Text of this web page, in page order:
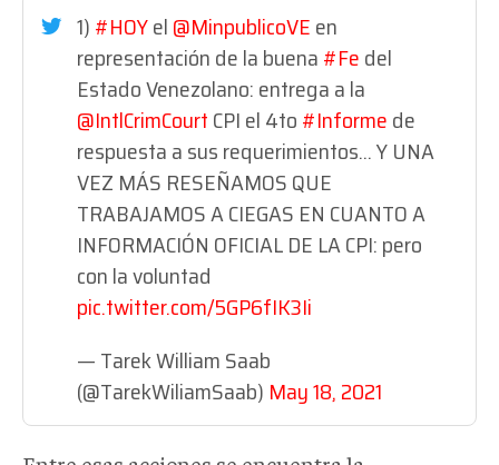
1)#HOYel@MinpublicoVEen
representación de la buena#Fedel
Estado Venezolano: entrega a la
@IntlCrimCourtCPI el 4to#Informede
respuesta a sus requerimientos... Y UNA
VEZ MÁS RESEÑAMOS QUE
TRABAJAMOS A CIEGAS EN CUANTO A
INFORMACIÓN OFICIAL DE LA CPI: pero
con la voluntad
pic.twitter.com/5GP6fIK3Ii
— Tarek William Saab
(@TarekWiliamSaab) May 18, 2021